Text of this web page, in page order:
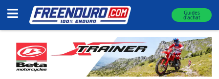
Guides
d'achat